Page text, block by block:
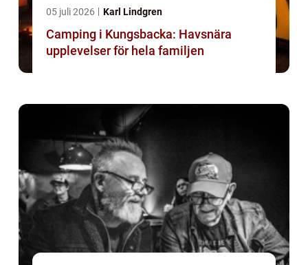
05 juli 2026 Karl Lindgren
Camping i Kungsbacka: Havsnära
upplevelser för hela familjen